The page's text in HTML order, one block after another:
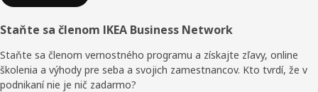
Staňte sa členom IKEA Business Network
Staňte sa členom vernostného programu a získajte zľavy, online
školenia a výhody pre seba a svojich zamestnancov. Kto tvrdí, že v
podnikaní nie je nič zadarmo?